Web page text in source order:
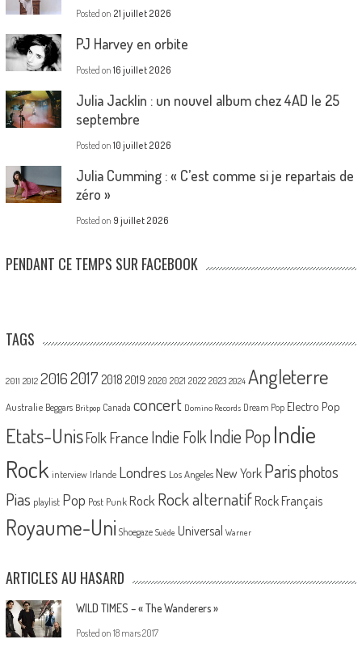
Posted on 21 juillet 2026
PJ Harvey en orbite
Posted on 16 juillet 2026
Julia Jacklin : un nouvel album chez 4AD le 25
septembre
Posted on 10 juillet 2026
Julia Cumming : « C’est comme si je repartais de
zéro »
Posted on 9 juillet 2026
PENDANT CE TEMPS SUR FACEBOOK
TAGS
2011 2012 20162017 2018 2019 2020 2021 2022 2023 2024 Angleterre
Australie Beggars Britpop Canada concert Domino Records Dream Pop Electro Pop
Etats-UnisFolk France Indie Folk Indie PopIndie
Rock interview Irlande Londres Los Angeles New York Parisphotos
Pias playlist Pop Post Punk Rock Rock alternatif Rock Français
Royaume-Uni Shoegaze Suède Universal Warner
ARTICLES AU HASARD
WILD TIMES – « The Wanderers »
Posted on 18 mars 2017